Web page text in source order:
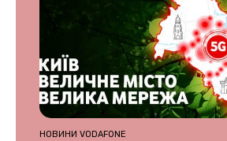
НОВИНИ VODAFONE